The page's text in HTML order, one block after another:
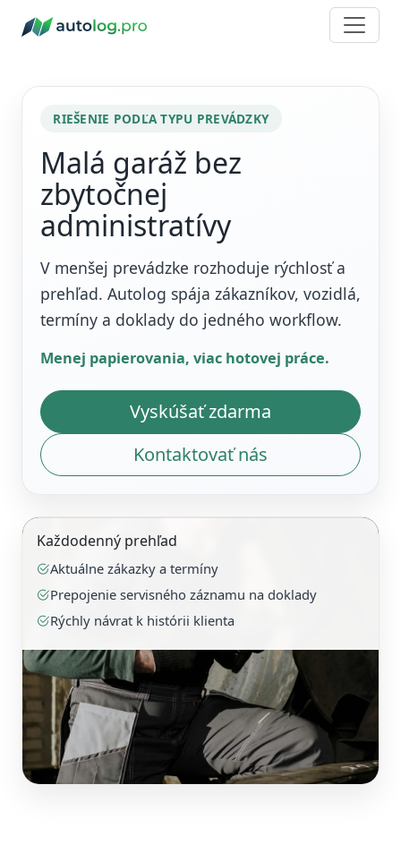
RIEŠENIE PODĽA TYPU PREVÁDZKY
Malá garáž bez
zbytočnej
administratívy
V menšej prevádzke rozhoduje rýchlosť a
prehľad. Autolog spája zákazníkov, vozidlá,
termíny a doklady do jedného workflow.
Menej papierovania, viac hotovej práce.
Vyskúšať zdarma
Kontaktovať nás
Každodenný prehľad
Aktuálne zákazky a termíny
Prepojenie servisného záznamu na doklady
Rýchly návrat k histórii klienta